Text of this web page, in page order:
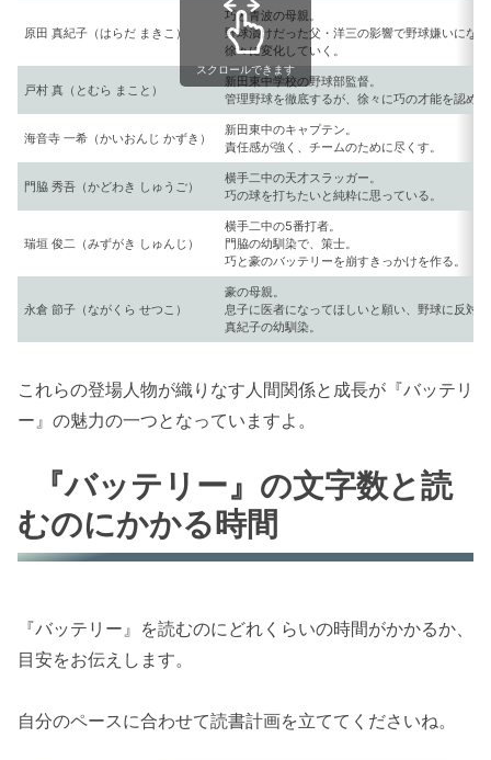
原田 真紀子（はらだ まきこ）
巧と青波の母親。
野球漬けだった父・洋三の影響で野球嫌いにな
徐々に変化していく。
戸村 真（とむら まこと）
新田東中学校の野球部監督。
管理野球を徹底するが、徐々に巧の才能を認め
海音寺 一希（かいおんじ かずき）
新田東中のキャプテン。
責任感が強く、チームのために尽くす。
門脇 秀吾（かどわき しゅうご）
横手二中の天才スラッガー。
巧の球を打ちたいと純粋に思っている。
瑞垣 俊二（みずがき しゅんじ）
横手二中の5番打者。
門脇の幼馴染で、策士。
巧と豪のバッテリーを崩すきっかけを作る。
永倉 節子（ながくら せつこ）
豪の母親。
息子に医者になってほしいと願い、野球に反対
真紀子の幼馴染。
スクロールできます
これらの登場人物が織りなす人間関係と成長が『バッテリ
ー』の魅力の一つとなっていますよ。
『バッテリー』の文字数と読
むのにかかる時間
『バッテリー』を読むのにどれくらいの時間がかかるか、
目安をお伝えします。
自分のペースに合わせて読書計画を立ててくださいね。